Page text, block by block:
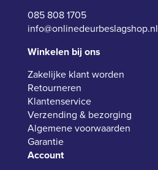
085 808 1705
info@onlinedeurbeslagshop.nl
Winkelen bij ons
Zakelijke klant worden
Retourneren
Klantenservice
Verzending & bezorging
Algemene voorwaarden
Garantie
Account